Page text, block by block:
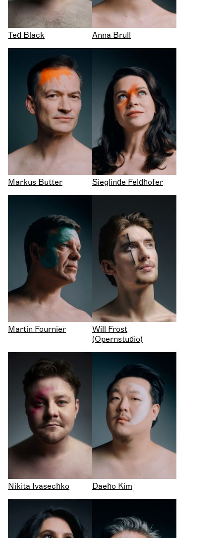
Ted Black Anna Brull
Markus Butter Sieglinde Feldhofer
Martin Fournier
Will Frost
(Opernstudio)
Nikita Ivasechko Daeho Kim